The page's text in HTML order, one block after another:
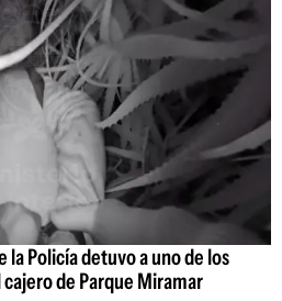
Policía detuvo a uno de los
de Parque Miramar